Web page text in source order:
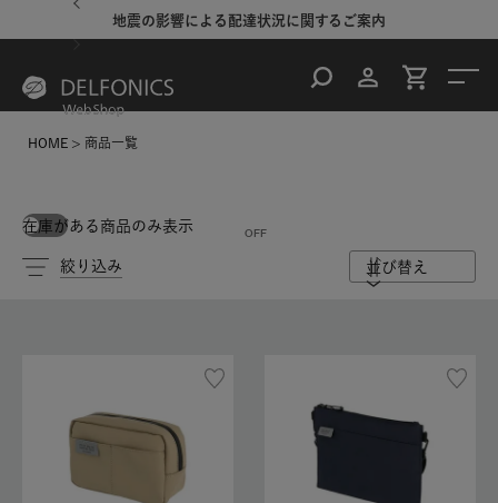
地震の影響による配達状況に関するご案内
HOME 商品一覧
在庫がある商品のみ表示
絞り込み 並び替え